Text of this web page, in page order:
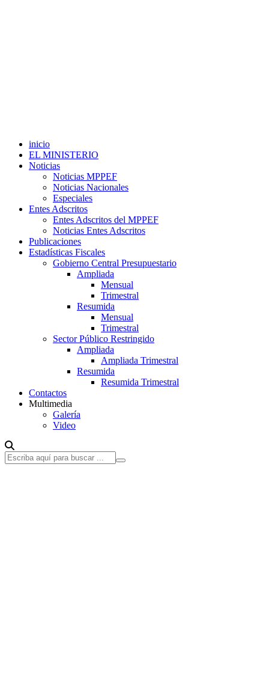
inicio
EL MINISTERIO
Noticias
Noticias MPPEF
Noticias Nacionales
Especiales
Entes Adscritos
Entes Adscritos del MPPEF
Noticias Entes Adscritos
Publicaciones
Estadísticas Fiscales
Gobierno Central Presupuestario
Ampliada
Mensual
Trimestral
Resumida
Mensual
Trimestral
Sector Público Restringido
Ampliada
Ampliada Trimestral
Resumida
Resumida Trimestral
Contactos
Multimedia
Galería
Video